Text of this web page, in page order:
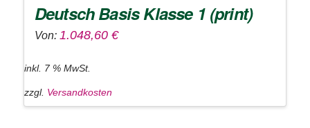
Deutsch Basis Klasse 1 (print)
Von: 1.048,60 €
inkl. 7 % MwSt.
zzgl. Versandkosten